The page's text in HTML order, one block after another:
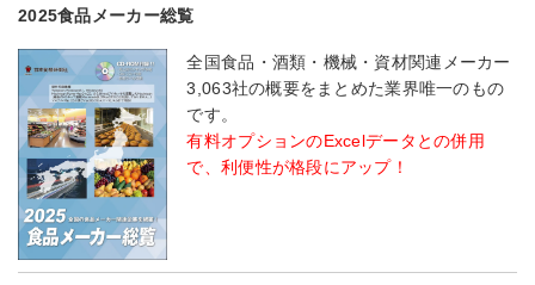
2025食品メーカー総覧
全国食品・酒類・機械・資材関連メーカー
3,063社の概要をまとめた業界唯一のもの
です。
有料オプションのExcelデータとの併用
で、利便性が格段にアップ！